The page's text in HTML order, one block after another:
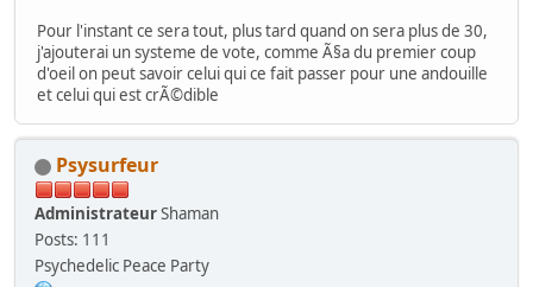
Pour l'instant ce sera tout, plus tard quand on sera plus de 30,
j'ajouterai un systeme de vote, comme Ã§a du premier coup
d'oeil on peut savoir celui qui ce fait passer pour une andouille
et celui qui est crÃ©dible
Psysurfeur
AdministrateurShaman
Posts: 111
Psychedelic Peace Party